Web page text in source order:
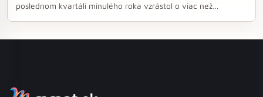
poslednom kvartáli minulého roka vzrástol o viac než
spoločnosť opäť potvrdila ako lídrom v segmente luxusných